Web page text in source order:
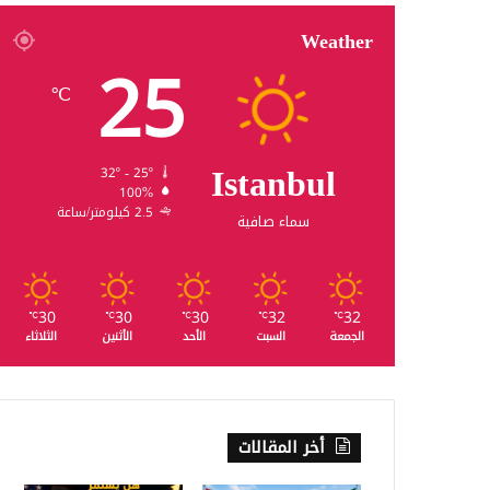
Weather
Istanbul
سماء صافية
25
℃
32º - 25º
100%
2.5 كيلومتر/ساعة
32
℃
الجمعة
32
℃
السبت
30
℃
الأحد
30
℃
الأثنين
30
℃
الثلاثاء
أخر المقالات